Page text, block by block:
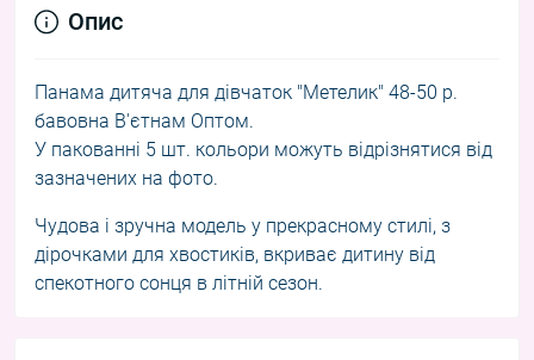
Опис
Панама дитяча для дівчаток "Метелик" 48-50 р.
бавовна В'єтнам Оптом.
У пакованні 5 шт. кольори можуть відрізнятися від
зазначених на фото.
Чудова і зручна модель у прекрасному стилі, з
дірочками для хвостиків, вкриває дитину від
спекотного сонця в літній сезон.